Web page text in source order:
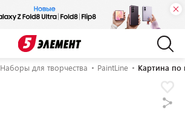
Наборы для творчества PaintLine Картина по